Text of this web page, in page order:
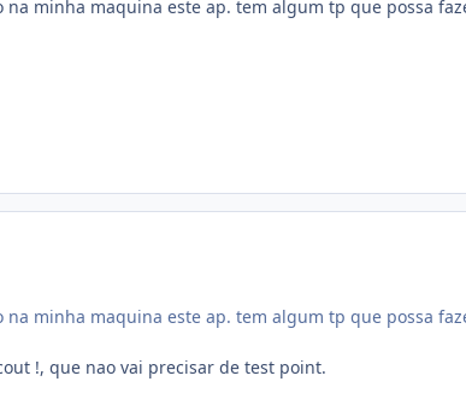
minha maquina este ap. tem algum tp que possa
minha maquina este ap. tem algum tp que possa
!, que nao vai precisar de test point.